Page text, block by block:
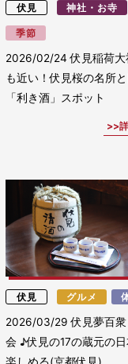
伏見 神社・お寺
季節
2026/02/24伏見稲荷大
も近い！伏見桜の名所
「利き酒」スポット
伏見 グルメ
2026/03/29伏見夢百
会 ♪伏見の17の蔵元の